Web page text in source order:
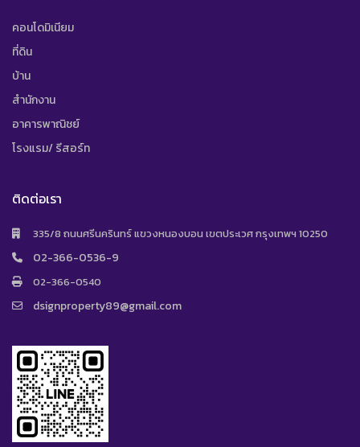
คอนโดมิเนียม
ที่ดิน
บ้าน
สำนักงาน
อาคารพาณิชย์
โรงแรม/ รีสอร์ท
ติดต่อเรา
335/8 ถนนศรีนครินทร์ แขวงหนองบอน เขตประเวศ กรุงเทพฯ 10250
02-366-0536-9
02-366-0540
dsignproperty89@gmail.com